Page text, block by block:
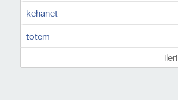
kehanet
totem
ileri